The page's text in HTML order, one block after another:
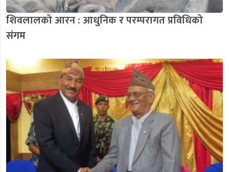
शिवलालको आरन : आधुनिक र परम्परागत प्रविधिको
संगम